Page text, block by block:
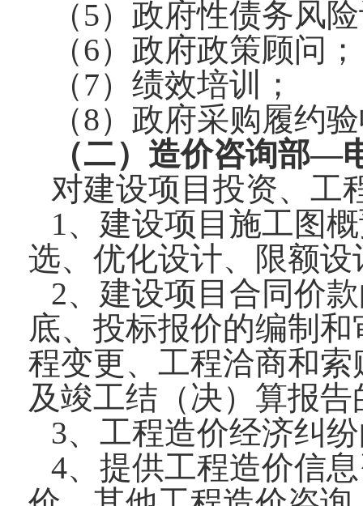
（5）政府性债务风
（6）政府政策顾问；
（7）绩效培训；
（8）政府采购履约
（二）造价咨询部—
对建设项目投资、工
1、建设项目施工图
选、优化设计、限额
2、建设项目合同价
底、投标报价的编制
程变更、工程洽商和
及竣工结（决）算报
3、工程造价经济纠
4、提供工程造价信